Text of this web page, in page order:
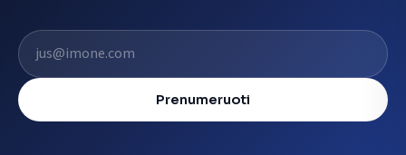
El. pašto adresas
Prenumeruoti